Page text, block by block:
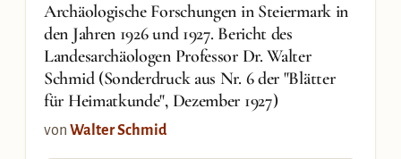
Archäologische Forschungen in Steiermark in
den Jahren 1926 und 1927. Bericht des
Landesarchäologen Professor Dr. Walter
Schmid (Sonderdruck aus Nr. 6 der "Blätter
für Heimatkunde", Dezember 1927)
von Walter Schmid